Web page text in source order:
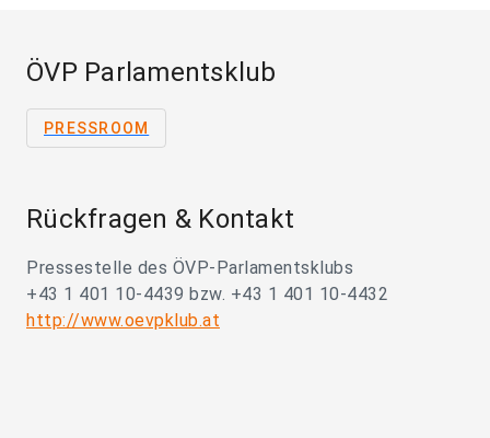
ÖVP Parlamentsklub
PRESSROOM
Rückfragen & Kontakt
Pressestelle des ÖVP-Parlamentsklubs
+43 1 401 10-4439 bzw. +43 1 401 10-4432
http://www.oevpklub.at